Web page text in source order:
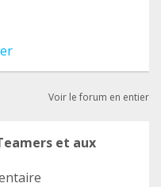
Voir le forum en entier
et aux